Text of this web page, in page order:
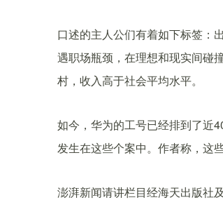
口述的主人公们有着如下标签：
遇职场瓶颈，在理想和现实间碰
村，收入高于社会平均水平。
如今，华为的工号已经排到了近
发生在这些个案中。作者称，这
澎湃新闻请讲栏目经海天出版社